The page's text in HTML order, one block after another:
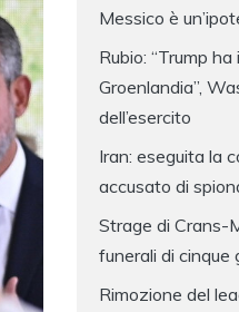
Messico è
Rubio: “Trump
Groenlandia”,
dell’esercito
Iran: eseguita la
accusato di
Strage di Crans-
funerali di cinque
Rimozione del